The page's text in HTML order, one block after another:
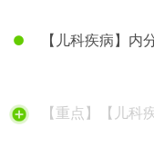
【儿科疾病】内
【重点】【儿科